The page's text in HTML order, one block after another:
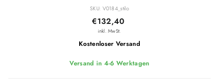
SKU: V0184_stilo
Normaler
Preis
€132,40
inkl. MwSt.
Kostenloser Versand
Versand in 4-6 Werktagen